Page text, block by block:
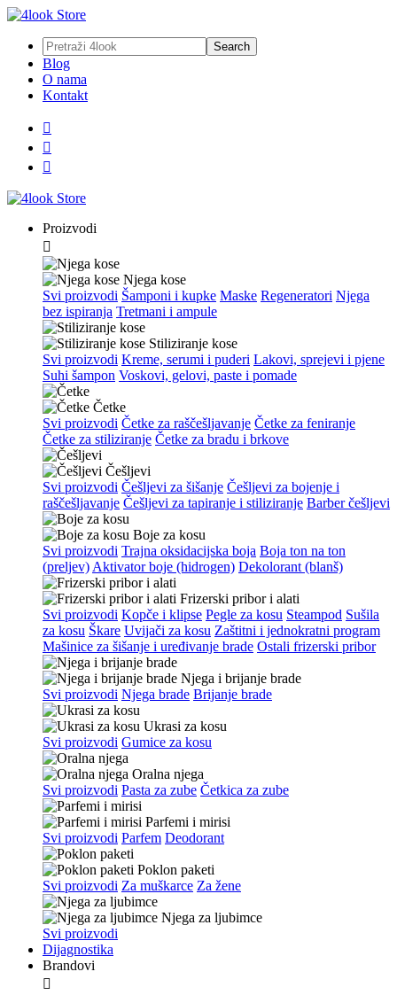
Blog
O nama
Kontakt



Proizvodi

Njega kose
Svi proizvodi Šamponi i kupke Maske Regeneratori Njega
bez ispiranja Tretmani i ampule
Stiliziranje kose
Svi proizvodi Kreme, serumi i puderi Lakovi, sprejevi i pjene
Suhi šampon Voskovi, gelovi, paste i pomade
Četke
Svi proizvodi Četke za raščešljavanje Četke za feniranje
Četke za stiliziranje Četke za bradu i brkove
Češljevi
Svi proizvodi Češljevi za šišanje Češljevi za bojenje i
raščešljavanje Češljevi za tapiranje i stiliziranje Barber češljevi
Boje za kosu
Svi proizvodi Trajna oksidacijska boja Boja ton na ton
(preljev) Aktivator boje (hidrogen) Dekolorant (blanš)
Frizerski pribor i alati
Svi proizvodi Kopče i klipse Pegle za kosu Steampod Sušila
za kosu Škare Uvijači za kosu Zaštitni i jednokratni program
Mašinice za šišanje i uređivanje brade Ostali frizerski pribor
Njega i brijanje brade
Svi proizvodi Njega brade Brijanje brade
Ukrasi za kosu
Svi proizvodi Gumice za kosu
Oralna njega
Svi proizvodi Pasta za zube Četkica za zube
Parfemi i mirisi
Svi proizvodi Parfem Deodorant
Poklon paketi
Svi proizvodi Za muškarce Za žene
Njega za ljubimce
Svi proizvodi
Dijagnostika
Brandovi
